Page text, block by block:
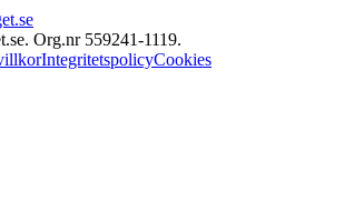
Org.nr 559241‑1119.
IntegritetspolicyCookies